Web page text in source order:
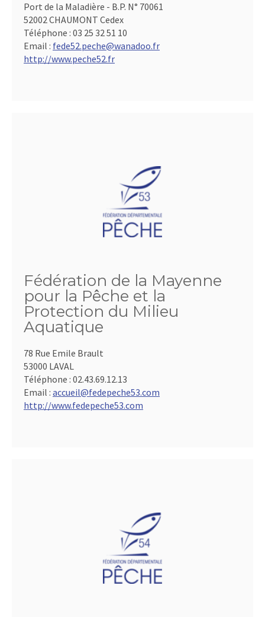
Port de la Maladière - B.P. N° 70061
52002 CHAUMONT Cedex
Téléphone : 03 25 32 51 10
Email : fede52.peche@wanadoo.fr
http://www.peche52.fr
Fédération de la Mayenne
pour la Pêche et la
Protection du Milieu
Aquatique
78 Rue Emile Brault
53000 LAVAL
Téléphone : 02.43.69.12.13
Email : accueil@fedepeche53.com
http://www.fedepeche53.com